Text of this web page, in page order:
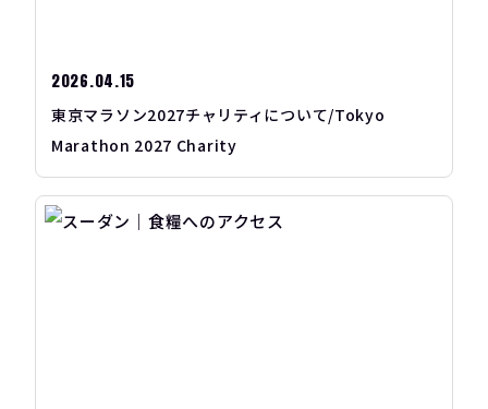
2026.04.15
東京マラソン2027チャリティについて/Tokyo
Marathon 2027 Charity